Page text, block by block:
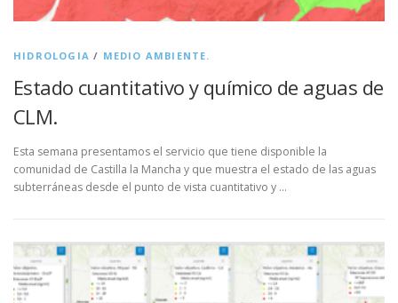
HIDROLOGIA / MEDIO AMBIENTE.
Estado cuantitativo y químico de aguas de
CLM.
Esta semana presentamos el servicio que tiene disponible la
comunidad de Castilla la Mancha y que muestra el estado de las aguas
subterráneas desde el punto de vista cuantitativo y …